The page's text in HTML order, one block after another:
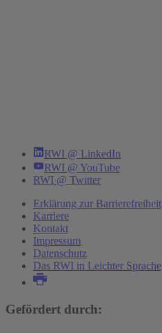
RWI @ LinkedIn
RWI @ YouTube
RWI @ Twitter
Erklärung zur Barrierefreiheit
Karriere
Kontakt
Impressum
Datenschutz
Das RWI in Leichter Sprache
Gefördert durch: